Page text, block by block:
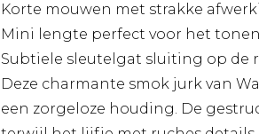
Korte mouwen met strakke
Mini lengte perfect voor het
Subtiele sleutelgat sluiting op de
Deze charmante smok jurk van
een zorgeloze houding. De